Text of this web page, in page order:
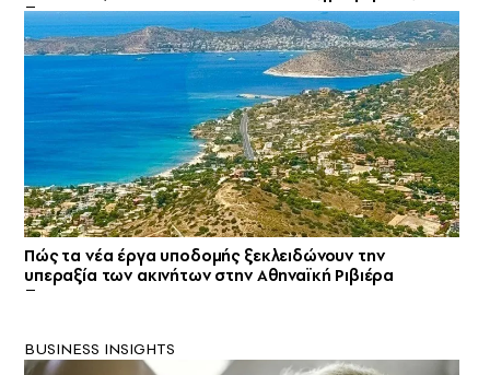
Πώς τα νέα έργα υποδομής ξεκλειδώνουν την
υπεραξία των ακινήτων στην Αθηναϊκή Ριβιέρα
BUSINESS INSIGHTS